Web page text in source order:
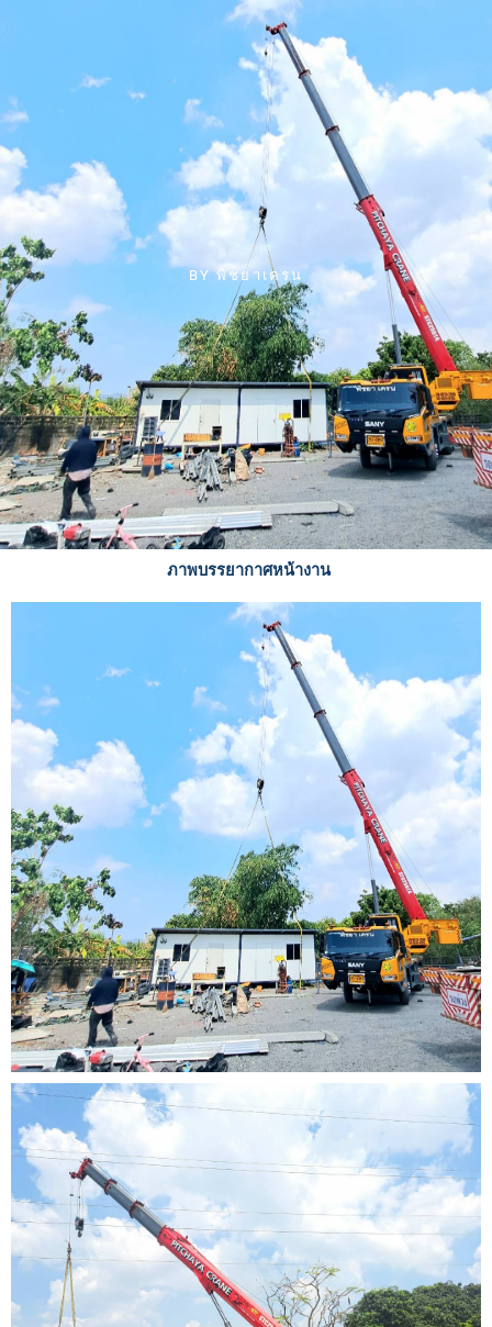
BYพิชยาเครน
ภาพบรรยากาศหน้างาน